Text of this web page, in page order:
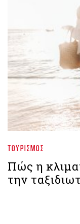
ΤΟΥΡΙΣΜΌΣ
Πώς η
την